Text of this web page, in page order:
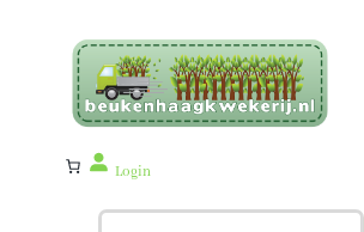
Login